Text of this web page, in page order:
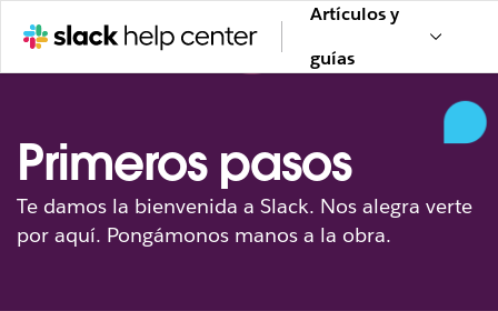
Artículos y
guías
Primeros pasos
Te damos la bienvenida a Slack. Nos alegra verte
por aquí. Pongámonos manos a la obra.